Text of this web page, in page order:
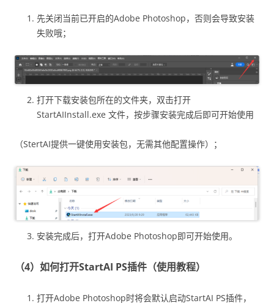
先关闭当前已开启的Adobe Photoshop，否则会导致安装
失败哦；
打开下载安装包所在的文件夹，双击打开
StartAIInstall.exe 文件，按步骤安装完成后即可开始使用
（StertAI提供一键使用安装包，无需其他配置操作）；
安装完成后，打开Adobe Photoshop即可开始使用。
（4）如何打开StartAI PS插件（使用教程）
打开Adobe Photoshop时将会默认启动StartAI PS插件，